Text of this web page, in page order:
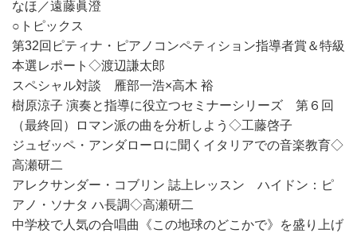
なほ／遠藤眞澄
○トピックス
第32回ピティナ・ピアノコンペティション指導者賞＆特級
本選レポート◇渡辺謙太郎
スペシャル対談 雁部一浩×高木 裕
樹原涼子 演奏と指導に役立つセミナーシリーズ 第６回
（最終回）ロマン派の曲を分析しよう◇工藤啓子
ジュゼッペ・アンダローロに聞くイタリアでの音楽教育◇
高瀬研二
アレクサンダー・コブリン 誌上レッスン ハイドン：ピ
アノ・ソナタ ハ長調◇高瀬研二
中学校で人気の合唱曲《この地球のどこかで》を盛り上げ